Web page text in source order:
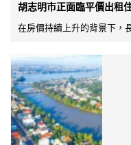
胡志明市正面臨平價出租
在房價持續上升的背景下，